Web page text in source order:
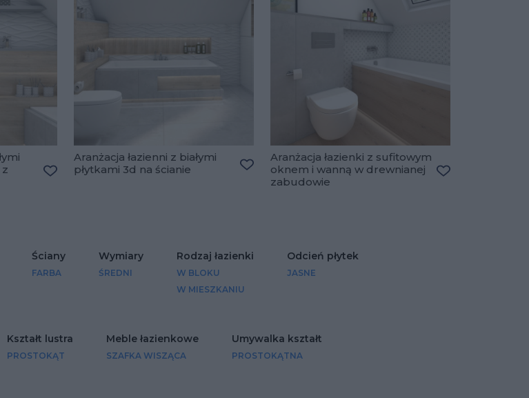
Aranżacja łazienni z białymi
płytkami 3d na ścianie
Dodaj do ulubionych
Aranżacja łazienki z sufitowym
oknem i wanną w drewnianej
zabudowie
Ściany
FARBA
Wymiary
ŚREDNI
Rodzaj łazienki
W BLOKU
W MIESZKANIU
Odcień płytek
JASNE
Kształt lustra
PROSTOKĄT
Meble łazienkowe
SZAFKA WISZĄCA
Umywalka kształt
PROSTOKĄTNA